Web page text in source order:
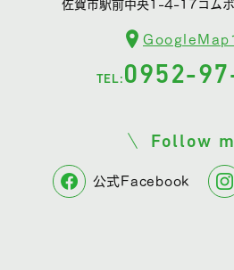
GoogleMap
TEL: 0952-
Follow
公式Facebook